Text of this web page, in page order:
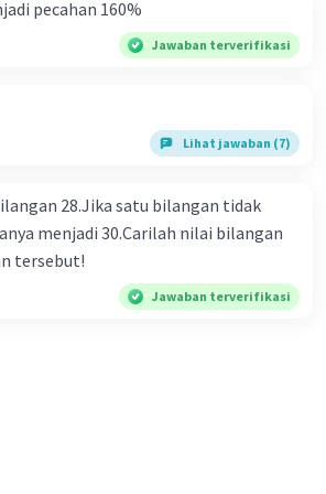
pecahan 160%
Jawaban terverifikasi
Lihat jawaban (7)
28.Jika satu bilangan tidak
menjadi 30.Carilah nilai bilangan
tersebut!
Jawaban terverifikasi